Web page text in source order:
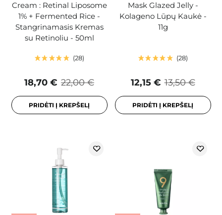
Cream : Retinal Liposome
1% + Fermented Rice -
Stangrinamasis Kremas
su Retinoliu - 50ml
28
22,00 €
18,70 €
PRIDĖTI Į KREPŠELĮ
Mask Glazed Jelly -
Kolageno Lūpų Kaukė -
11g
28
13,50 €
12,15 €
PRIDĖTI Į KREPŠELĮ